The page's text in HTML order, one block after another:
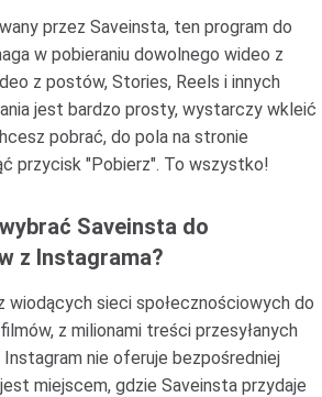
przez Saveinsta, ten program do
w pobieraniu dowolnego wideo z
z postów, Stories, Reels i innych
jest bardzo prosty, wystarczy wkleić
pobrać, do pola na stronie
przycisk "Pobierz". To wszystko!
Saveinsta do
z Instagrama?
wiodących sieci społecznościowych do
z milionami treści przesyłanych
nie oferuje bezpośredniej
miejscem, gdzie Saveinsta przydaje